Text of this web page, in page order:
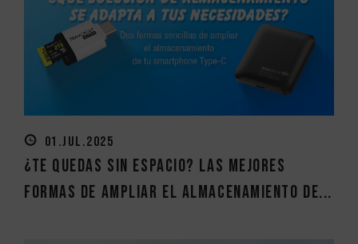
01.JUL.2025
¿Te quedas sin espacio? Las mejores
formas de ampliar el almacenamiento de...